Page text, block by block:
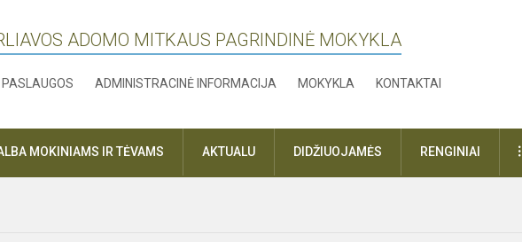
ADOMO MITKAUS PAGRINDINĖ MOKYKLA
PASLAUGOS ADMINISTRACINĖ INFORMACIJA MOKYKLA KONTAKTAI
MOKINIAMS IR TĖVAMS AKTUALU DIDŽIUOJAMĖS RENGINIAI